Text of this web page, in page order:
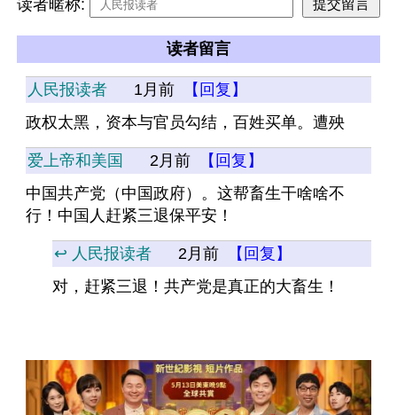
读者暱称:
读者留言
人民报读者 1月前
【回复】
政权太黑，资本与官员勾结，百姓买单。遭殃
爱上帝和美国 2月前
【回复】
中国共产党（中国政府）。这帮畜生干啥啥不
行！中国人赶紧三退保平安！
↩️ 人民报读者 2月前
【回复】
对，赶紧三退！共产党是真正的大畜生！